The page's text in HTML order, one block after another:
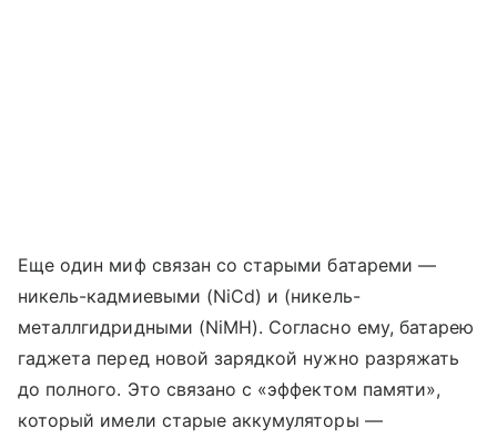
Еще один миф связан со старыми батареми —
никель-кадмиевыми (NiCd) и (никель-
металлгидридными (NiMH). Согласно ему, батарею
гаджета перед новой зарядкой нужно разряжать
до полного. Это связано с «эффектом памяти»,
который имели старые аккумуляторы —